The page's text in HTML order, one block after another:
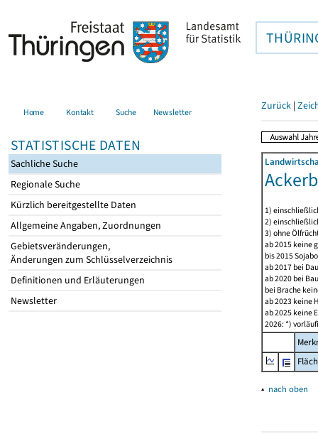
Home Kontakt Suche Newsletter
STATISTISCHE DATEN
Sachliche Suche
Regionale Suche
Kürzlich bereitgestellte Daten
Allgemeine Angaben, Zuordnungen
Gebietsveränderungen,
Änderungen zum Schlüsselverzeichnis
Definitionen und Erläuterungen
Newsletter
Zurück |
1)
2)
3) ohne
ab 2015 keine
bis 2015
ab 2017 bei
ab 2020 bei
bei Brache
ab 2023 keine
ab 2025 keine
2026: *)
▴ nach oben